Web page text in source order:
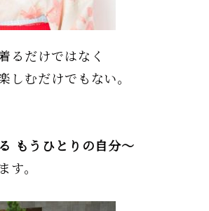
るだけではなく
しむだけでもない。
もうひとりの自分〜
す。